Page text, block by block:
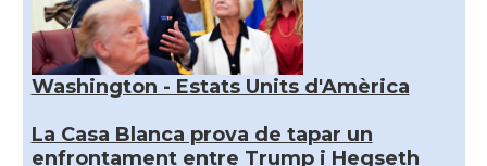
Washington - Estats Units d'Amèrica
La Casa Blanca prova de tapar un
enfrontament entre Trump i Hegseth